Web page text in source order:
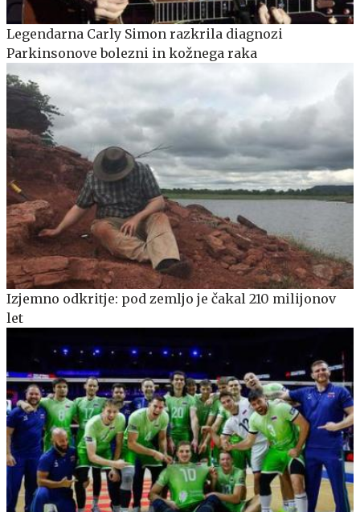
Legendarna Carly Simon razkrila diagnozi
Parkinsonove bolezni in kožnega raka
Izjemno odkritje: pod zemljo je čakal 210 milijonov
let